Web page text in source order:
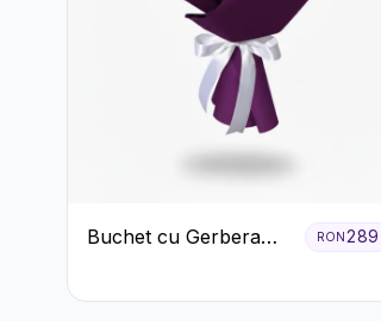
Buchet cu Gerbera
RON289